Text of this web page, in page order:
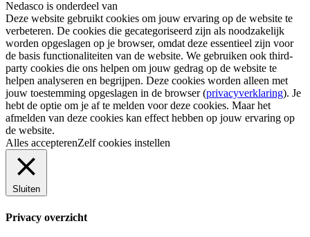
Nedasco is onderdeel van
Deze website gebruikt cookies om jouw ervaring op de website te
verbeteren. De cookies die gecategoriseerd zijn als noodzakelijk
worden opgeslagen op je browser, omdat deze essentieel zijn voor
de basis functionaliteiten van de website. We gebruiken ook third-
party cookies die ons helpen om jouw gedrag op de website te
helpen analyseren en begrijpen. Deze cookies worden alleen met
jouw toestemming opgeslagen in de browser (privacyverklaring). Je
hebt de optie om je af te melden voor deze cookies. Maar het
afmelden van deze cookies kan effect hebben op jouw ervaring op
de website.
Alles accepterenZelf cookies instellen
Sluiten
Privacy overzicht